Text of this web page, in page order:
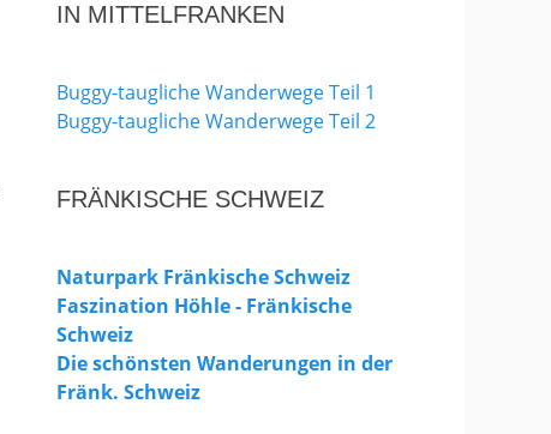
IN MITTELFRANKEN
Buggy-taugliche Wanderwege Teil 1
Buggy-taugliche Wanderwege Teil 2
FRÄNKISCHE SCHWEIZ
Naturpark Fränkische Schweiz
Faszination Höhle - Fränkische
Schweiz
Die schönsten Wanderungen in der
Fränk. Schweiz